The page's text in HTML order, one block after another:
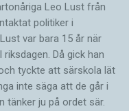
Leo Lust från
politiker i
var bara 15 år när
Då gick han
tyckte att särskola lät
inte säga att de går i
tänker ju på ordet sär.